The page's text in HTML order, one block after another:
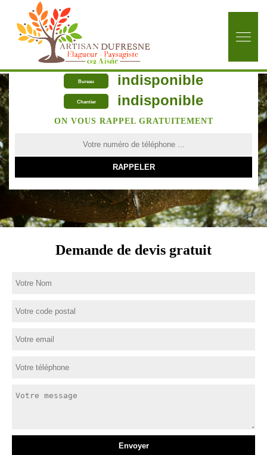
Bureau indisponible
Chantier indisponible
ON VOUS RAPPEL GRATUITEMENT
Demande de devis gratuit